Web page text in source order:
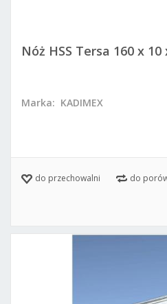
Nóż HSS Tersa 160 x 10
Marka: KADIMEX
do przechowalni do